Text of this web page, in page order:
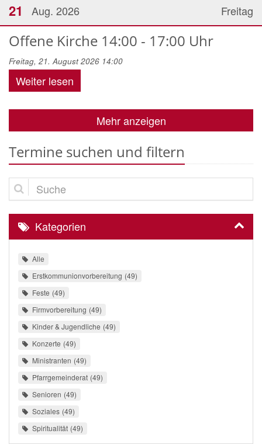
Freitag
21 Aug. 2026
Offene Kirche 14:00 - 17:00 Uhr
Freitag, 21. August 2026 14:00
Weiter lesen
Mehr anzeigen
Termine suchen und filtern
Suche
Kategorien
Alle
Erstkommunionvorbereitung 49
Feste 49
Firmvorbereitung 49
Kinder & Jugendliche 49
Konzerte 49
Ministranten 49
Pfarrgemeinderat 49
Senioren 49
Soziales 49
Spiritualität 49